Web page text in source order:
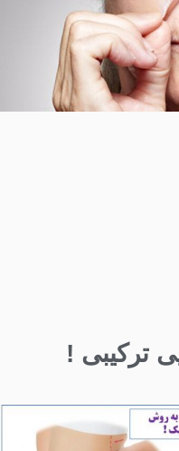
ترکیبی !